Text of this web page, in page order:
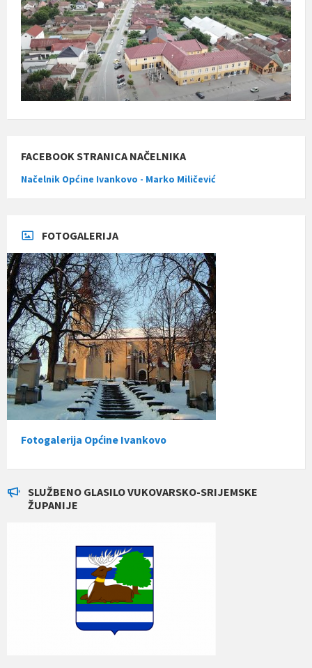
FACEBOOK STRANICA NAČELNIKA
Načelnik Općine Ivankovo - Marko Miličević
FOTOGALERIJA
Fotogalerija Općine Ivankovo
SLUŽBENO GLASILO VUKOVARSKO-SRIJEMSKE
ŽUPANIJE